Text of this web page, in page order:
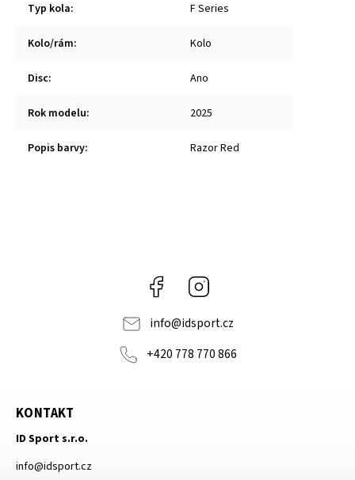
Typ kola: F Series
Kolo/rám: Kolo
Disc: Ano
Rok modelu: 2025
Popis barvy: Razor Red
Facebook
info@idsport.cz
+420 778 770 866
KONTAKT
ID Sport s.r.o.
info@idsport.cz